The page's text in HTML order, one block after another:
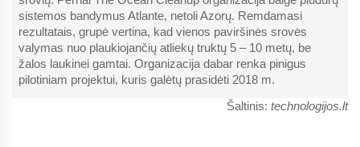
sistemos bandymus Atlante, netoli Azorų. Remdamasi
rezultatais, grupė vertina, kad vienos paviršinės srovės
valymas nuo plaukiojančių atliekų truktų 5 – 10 metų, be
žalos laukinei gamtai. Organizacija dabar renka pinigus
pilotiniam projektui, kuris galėtų prasidėti 2018 m.
Šaltinis: technologijos.lt